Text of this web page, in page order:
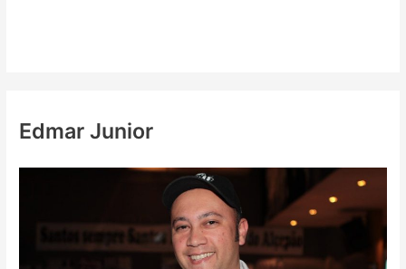
Edmar Junior